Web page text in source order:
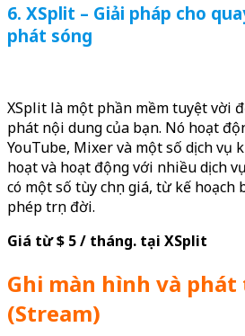
6. XSplit – Giải pháp cho
phát sóng
XSplit là một phần mềm tuyệt vời
phát nội dung của bạn. Nó hoạt
YouTube, Mixer và một số dịch vụ
hoạt và hoạt động với nhiều dịch
có một số tùy chọn giá, từ kế hoạch
phép trọn đời.
Giá từ $ 5 / tháng. tại XSplit
Ghi màn hình và
(Stream)